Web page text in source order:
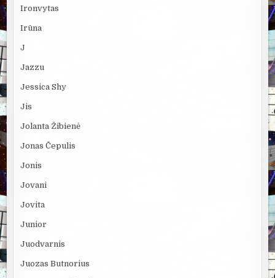
Ironvytas
Irūna
J
Jazzu
Jessica Shy
Jis
Jolanta Žibienė
Jonas Čepulis
Jonis
Jovani
Jovita
Junior
Juodvarnis
Juozas Butnorius